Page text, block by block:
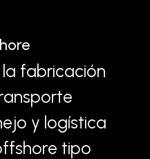
la fabricación
ansporte
ejo y logística
ffshore tipo